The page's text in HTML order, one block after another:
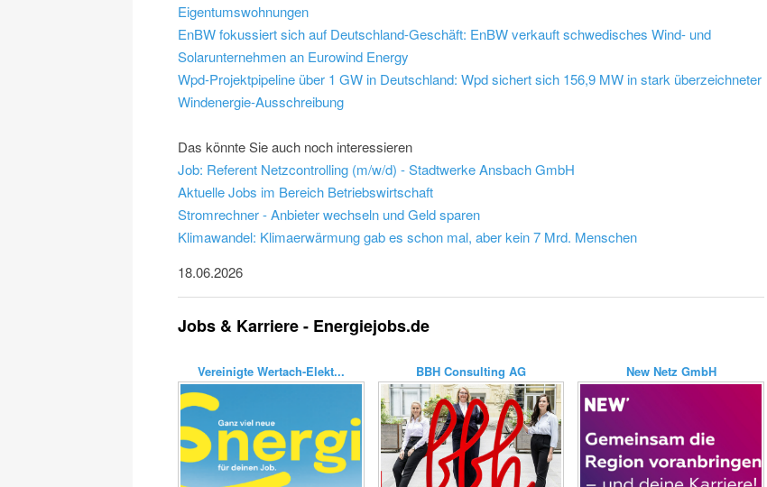
Eigentumswohnungen
EnBW fokussiert sich auf Deutschland-Geschäft: EnBW verkauft schwedisches Wind- und
Solarunternehmen an Eurowind Energy
Wpd-Projektpipeline über 1 GW in Deutschland: Wpd sichert sich 156,9 MW in stark überzeichneter
Windenergie-Ausschreibung
Das könnte Sie auch noch interessieren
Job: Referent Netzcontrolling (m/w/d) - Stadtwerke Ansbach GmbH
Aktuelle Jobs im Bereich Betriebswirtschaft
Stromrechner - Anbieter wechseln und Geld sparen
Klimawandel: Klimaerwärmung gab es schon mal, aber kein 7 Mrd. Menschen
18.06.2026
Jobs & Karriere - Energiejobs.de
Vereinigte Wertach-Elekt... BBH Consulting AG New Netz GmbH